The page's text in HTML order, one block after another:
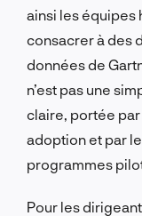
ainsi les équipes
consacrer à des
données de
n’est pas une
claire, portée
adoption et par
programmes
Pour les